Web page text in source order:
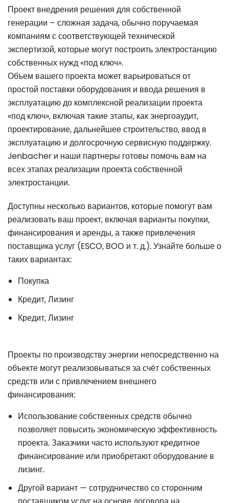
Проект внедрения решения для собственной
генерации – сложная задача, обычно поручаемая
компаниям с соответствующей технической
экспертизой, которые могут построить электростанцию
собственных нужд «под ключ».
Объем вашего проекта может варьироваться от
простой поставки оборудования и ввода решения в
эксплуатацию до комплексной реализации проекта
«под ключ», включая такие этапы, как энергоаудит,
проектирование, дальнейшее строительство, ввод в
эксплуатацию и долгосрочную сервисную поддержку.
Jenbacher и наши партнеры готовы помочь вам на
всех этапах реализации проекта собственной
электростанции.
Доступны несколько вариантов, которые помогут вам
реализовать ваш проект, включая варианты покупки,
финансирования и аренды, а также привлечения
поставщика услуг (ESCO, BOO и т. д.). Узнайте больше о
таких вариантах:
Покупка
Кредит, Лизинг
Кредит, Лизинг
Проекты по производству энергии непосредственно на
объекте могут реализовываться за счёт собственных
средств или с привлечением внешнего
финансирования:
Использование собственных средств обычно
позволяет повысить экономическую эффективность
проекта. Заказчики часто используют кредитное
финансирование или приобретают оборудование в
лизинг.
Другой вариант — сотрудничество со сторонним